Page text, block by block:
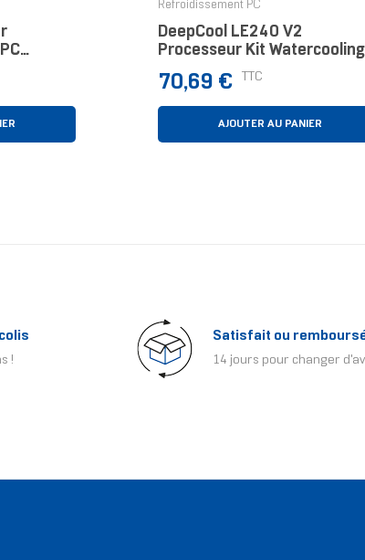
Refroidissement PC
DeepCool LE240 V2
Processeur Kit Watercooling
12 Cm Blanc
Prix
70,69 € TTC
AJOUTER AU PANIER
!
Satisfait ou
14 jours pour changer